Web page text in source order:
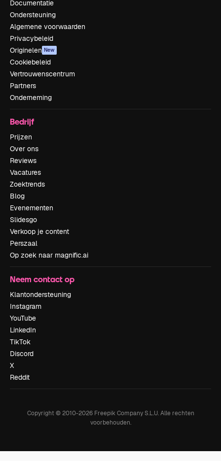
Documentatie
Ondersteuning
Algemene voorwaarden
Privacybeleid
Originelen New
Cookiebeleid
Vertrouwenscentrum
Partners
Onderneming
Bedrijf
Prijzen
Over ons
Reviews
Vacatures
Zoektrends
Blog
Evenementen
Slidesgo
Verkoop je content
Perszaal
Op zoek naar magnific.ai
Neem contact op
Klantondersteuning
Instagram
YouTube
LinkedIn
TikTok
Discord
X
Reddit
Copyright © 2010-2026Freepik Company S.L.U. Alle rechten
voorbehouden.